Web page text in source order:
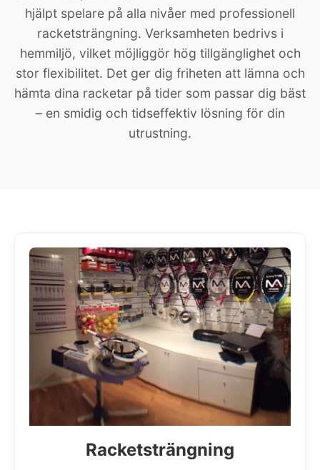
hjälpt spelare på alla nivåer med professionell
racketsträngning. Verksamheten bedrivs i
hemmiljö, vilket möjliggör hög tillgänglighet och
stor flexibilitet. Det ger dig friheten att lämna och
hämta dina racketar på tider som passar dig bäst
– en smidig och tidseffektiv lösning för din
utrustning.
Racketsträngning